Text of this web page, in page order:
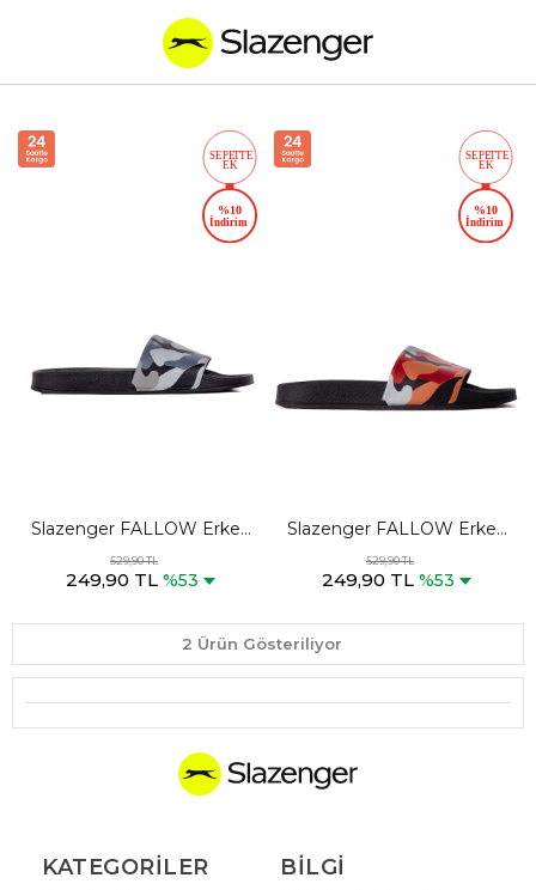
Slazenger FALLOW Erkek
Siyah Kamuflaj Terlik
529,90 TL
249,90 TL %53
Slazenger FALLOW Erkek
Hardal Terlik
529,90 TL
249,90 TL %53
2 Ürün Gösteriliyor
KATEGORILER BILGI